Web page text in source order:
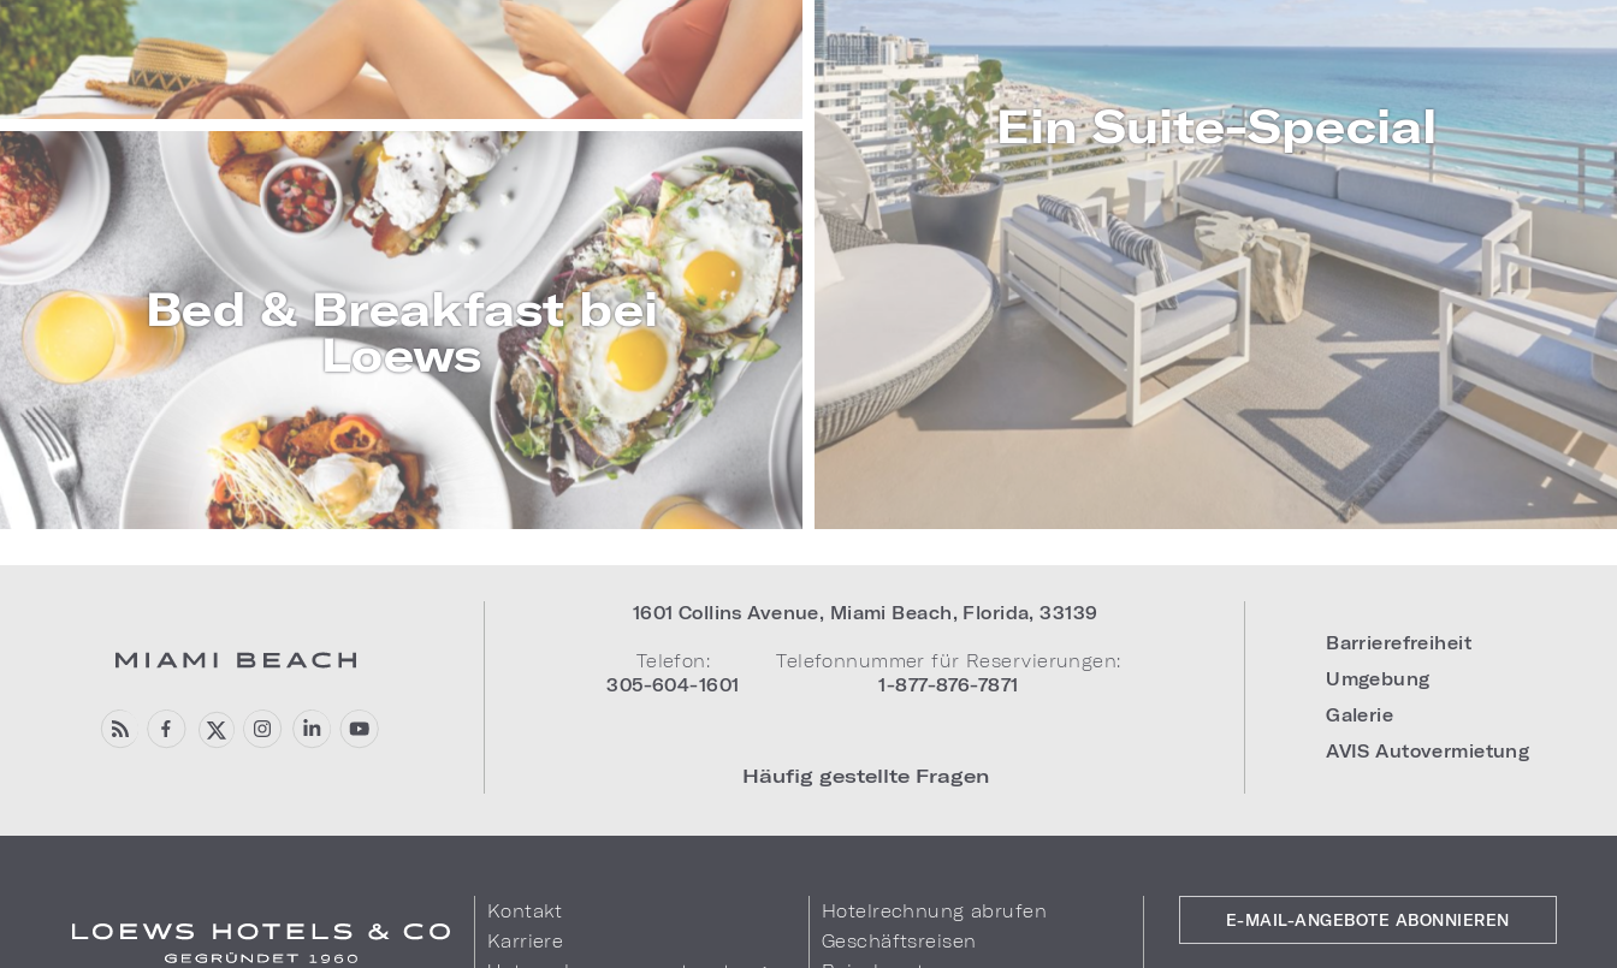
Ein Suite-Special
MEHR ERFAHREN
Bed & Breakfast bei
Loews
MEHR ERFAHREN
1601 Collins Avenue, Miami Beach, Florida,33139
Telefon:
305-604-1601
Telefonnummer für Reservierungen:
1-877-876-7871
Häufig gestellte Fragen
Barrierefreiheit
Umgebung
Galerie
AVIS Autovermietung
Kontakt
Karriere
Hotelrechnung abrufen
Geschäftsreisen
E-MAIL-ANGEBOTE ABONNIEREN